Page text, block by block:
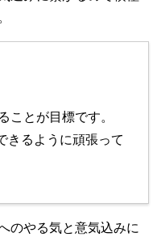
ことが目標です。
きるように頑張って
のやる気と意気込みに